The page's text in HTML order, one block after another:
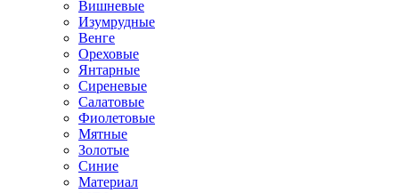
Вишневые
Изумрудные
Венге
Ореховые
Янтарные
Сиреневые
Салатовые
Фиолетовые
Мятные
Золотые
Синие
Материал